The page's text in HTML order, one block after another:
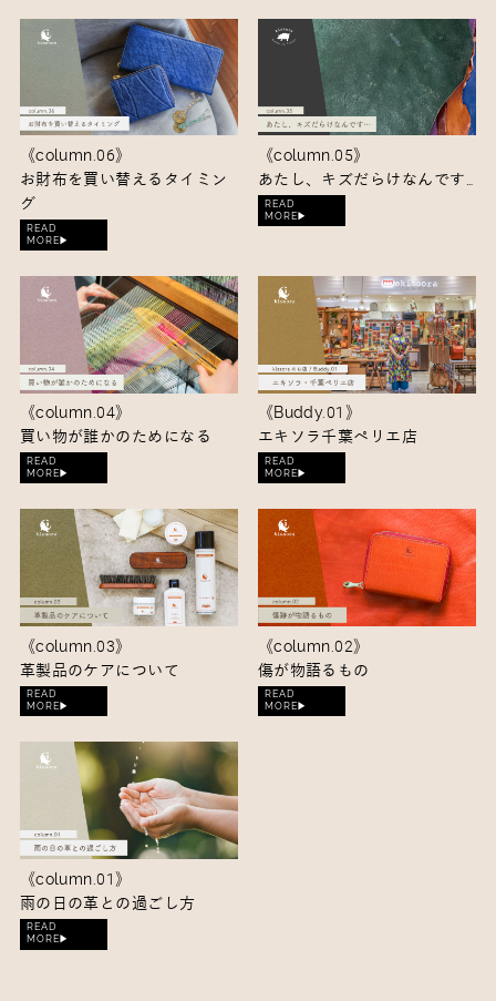
《column.06》
お財布を買い替えるタイミン
グ
READ
MORE▶︎
《column.05》
あたし、キズだらけなんです…
READ
MORE▶︎
《column.04》
買い物が誰かのためになる
READ
MORE▶︎
《Buddy.01》
エキソラ千葉ペリエ店
READ
MORE▶︎
《column.03》
革製品のケアについて
READ
MORE▶︎
《column.02》
傷が物語るもの
READ
MORE▶︎
《column.01》
雨の日の革との過ごし方
READ
MORE▶︎